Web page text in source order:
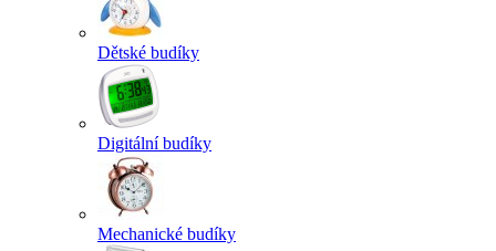
Dětské budíky
Digitální budíky
Mechanické budíky